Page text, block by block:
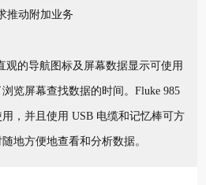
推动附加业务
观的导航图标及屏幕数据显示可使用
览屏幕查找数据的时间。Fluke 985
，并且使用 USB 电缆和记忆棒可方
地方便地查看和分析数据。